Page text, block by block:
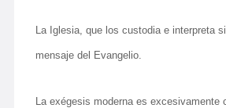
La Iglesia, que los custodia e interpreta
mensaje del Evangelio.
La exégesis moderna es